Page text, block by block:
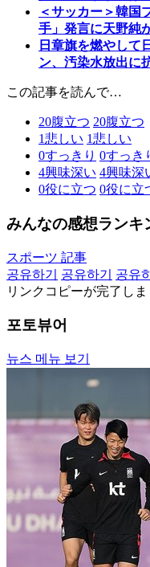
＜サッカー＞韓国
手」発言に天野純
日章旗を燃やして
ン、汚染水放出に
この記事を読んで…
20腹立つ 20腹立つ
1悲しい 1悲しい
0すっきり 0すっき
4興味深い 4興味深
0役に立つ 0役に立
みんなの感想ランキ
スポーツ 記事
공유하기
공유하기 공유
リンクコピーが完了しま
포토뷰어
뉴스 메뉴 보기